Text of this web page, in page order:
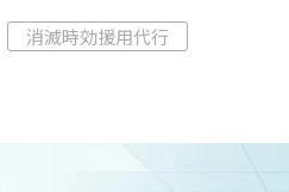
消滅時効援用代行